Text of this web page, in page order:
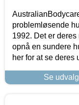
problemløsende
1992. Det er
opnå en sundere
her for at se deres
Se